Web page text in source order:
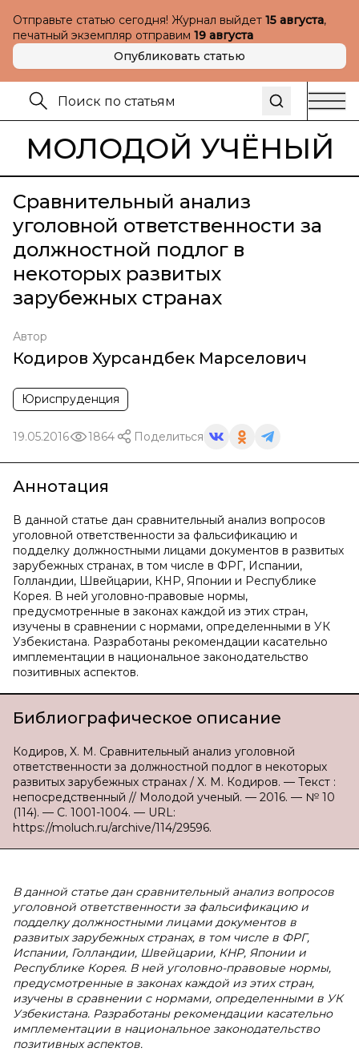
Отправьте статью сегодня! Журнал выйдет 15 августа,
печатный экземпляр отправим 19 августа
Опубликовать статью
МОЛОДОЙ УЧЁНЫЙ
Сравнительный анализ
уголовной ответственности за
должностной подлог в
некоторых развитых
зарубежных странах
Автор
Кодиров Хурсандбек Марселович
Юриспруденция
19.05.2016 1864 Поделиться
Аннотация
В данной статье дан сравнительный анализ вопросов
уголовной ответственности за фальсификацию и
подделку должностными лицами документов в развитых
зарубежных странах, в том числе в ФРГ, Испании,
Голландии, Швейцарии, КНР, Японии и Республике
Корея. В ней уголовно-правовые нормы,
предусмотренные в законах каждой из этих стран,
изучены в сравнении с нормами, определенными в УК
Узбекистана. Разработаны рекомендации касательно
имплементации в национальное законодательство
позитивных аспектов.
Библиографическое описание
Кодиров, Х. М. Сравнительный анализ уголовной
ответственности за должностной подлог в некоторых
развитых зарубежных странах / Х. М. Кодиров. — Текст :
непосредственный // Молодой ученый. — 2016. — № 10
(114). — С. 1001-1004. — URL:
https://moluch.ru/archive/114/29596.
В данной статье дан сравнительный анализ вопросов
уголовной ответственности за фальсификацию и
подделку должностными лицами документов в
развитых зарубежных странах, в том числе в ФРГ,
Испании, Голландии, Швейцарии, КНР, Японии и
Республике Корея. В ней уголовно-правовые нормы,
предусмотренные в законах каждой из этих стран,
изучены в сравнении с нормами, определенными в УК
Узбекистана. Разработаны рекомендации касательно
имплементации в национальное законодательство
позитивных аспектов.